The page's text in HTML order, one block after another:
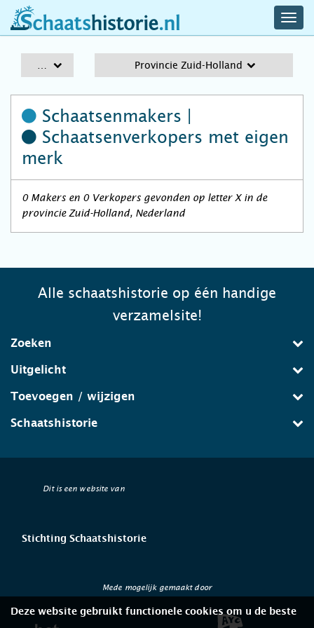
schaatshistorie.nl
Provincie Zuid-Holland
Schaatsenmakers |
Schaatsenverkopers met eigen
merk
0 Makers en 0 Verkopers gevonden op letter X in de
provincie Zuid-Holland, Nederland
Alle schaatshistorie op één handige
verzamelsite!
Zoeken
Uitgelicht
Toevoegen / wijzigen
Schaatshistorie
Dit is een website van
Stichting Schaatshistorie
Mede mogelijk gemaakt door
Deze website gebruikt functionele cookies om u de beste